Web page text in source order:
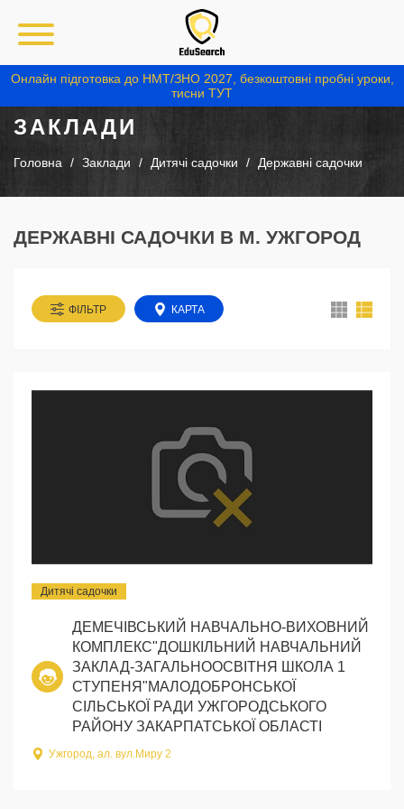
Онлайн підготовка до НМТ/ЗНО 2027, безкоштовні пробні уроки,
тисни ТУТ
ЗАКЛАДИ
Головна Заклади Дитячі садочки Державні садочки
ДЕРЖАВНІ САДОЧКИ В М. УЖГОРОД
ФІЛЬТР КАРТА
Дитячі садочки
ДЕМЕЧІВСЬКИЙ НАВЧАЛЬНО-ВИХОВНИЙ
КОМПЛЕКС"ДОШКІЛЬНИЙ НАВЧАЛЬНИЙ
ЗАКЛАД-ЗАГАЛЬНООСВІТНЯ ШКОЛА 1
СТУПЕНЯ"МАЛОДОБРОНСЬКОЇ
СІЛЬСЬКОЇ РАДИ УЖГОРОДСЬКОГО
РАЙОНУ ЗАКАРПАТСЬКОЇ ОБЛАСТІ
Ужгород, ал. вул.Миру 2